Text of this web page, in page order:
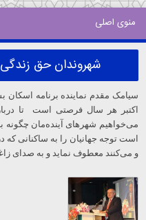
منوی اصلی
شهروندان حق
سیامک مقدم نماینده برنامه‌ اسکان
اکتبر هر سال فرصتی است تا
می‌خواهیم شهرهای آینده‌مان
است توجه جهانیان را به ساکنانی
و می‌کنند معطوف نماید و به صدای